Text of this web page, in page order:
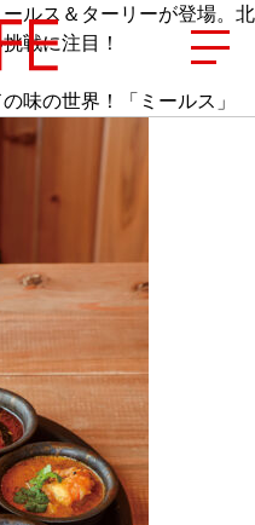
ルス＆ターリーが登場。北
戦に注目！
味の世界！「ミールス」